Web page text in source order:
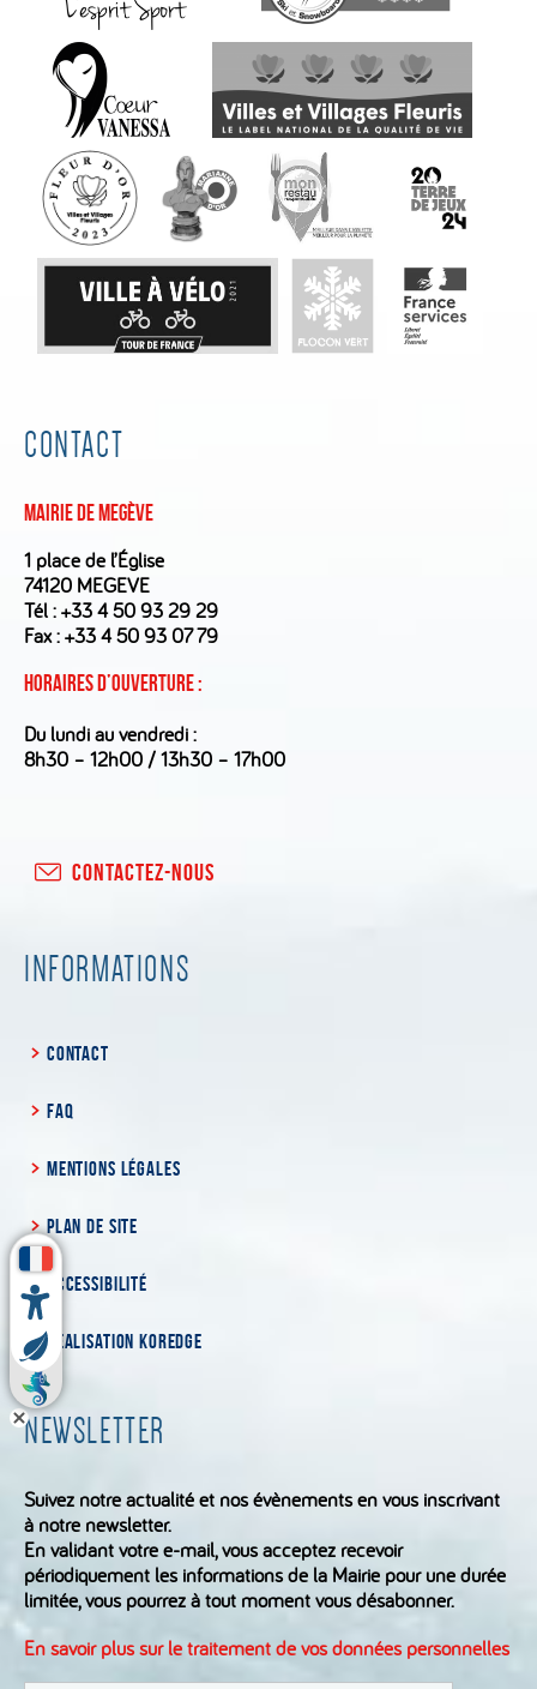
CONTACT
Mairie de Megève
1 place de l’Église
74120 MEGEVE
Tél :+33 4 50 93 29 29
Fax : +33 4 50 93 07 79
Horaires d’ouverture :
Du lundi au vendredi :
8h30 – 12h00 / 13h30 – 17h00
CONTACTEZ-NOUS
INFORMATIONS
CONTACT
FAQ
MENTIONS LÉGALES
PLAN DE SITE
ACCESSIBILITÉ
RÉALISATION KOREDGE
NEWSLETTER
Suivez notre actualité et nos évènements en vous inscrivant
à notre newsletter.
En validant votre e-mail, vous acceptez recevoir
périodiquement les informations de la Mairie pour une durée
limitée, vous pourrez à tout moment vous désabonner.
En savoir plus sur le traitement de vos données personnelles